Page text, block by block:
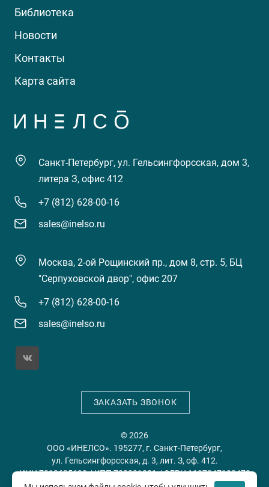
Библиотека
Новости
Контакты
Карта сайта
Санкт-Петербург, ул. Гельсингфорсская, дом 3,
литера З, офис 412
+7 (812) 628-00-16
sales@inelso.ru
Москва, 2-ой Рощинский пр., дом 8, стр. 5, БЦ
"Серпуховской двор", офис 207
+7 (812) 628-00-16
sales@inelso.ru
ЗАКАЗАТЬ ЗВОНОК
© 2026
ООО «ИНЕЛСО». 195277, г. Санкт-Петербург,
ул. Гельсингфорсская, д. 3, лит. З, оф. 412.
ИНН 7813635698 / КПП 780201001 / ОГРН 1197847128478